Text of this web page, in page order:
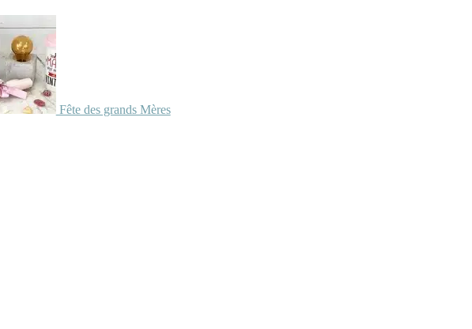
Fête des grands Mères